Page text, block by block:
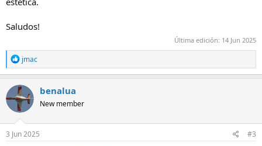
Saludos!
Última edición: 14 Jun 2025
R
e
a
c
t
i
o
n
s
jmac
benalua
New member
3 Jun 2025 #3